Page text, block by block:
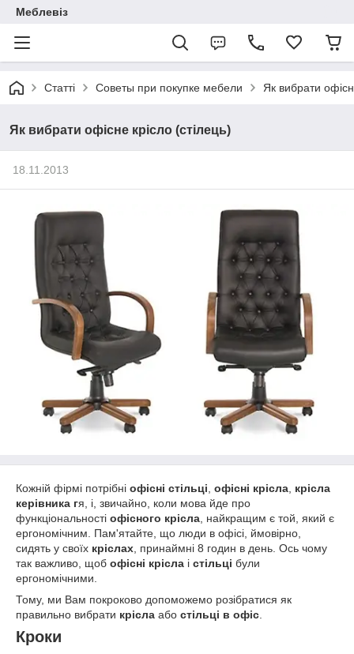
Меблевіз
Статті Советы при покупке мебели Як вибрати
Як вибрати офісне крісло (стілець)
18.11.2013
Кожній фірмі потрібні офісні стільці офісні крісла крісла
керівника гя, і, звичайно, коли мова йде про
функціональності офісного крісла , найкращим є той, який є
ергономічним. Пам'ятайте, що люди в офісі, ймовірно,
сидять у своїх кріслах , принаймні 8 годин в день. Ось чому
так важливо, щоб офісні крісла і стільці були
ергономічними.
Тому, ми Вам покроково допоможемо розібратися як
правильно вибрати крісла або стільці в офіс
Кроки